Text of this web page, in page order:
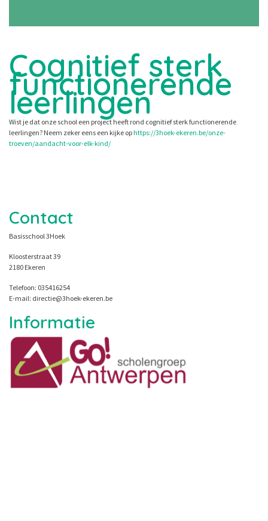
Cognitief sterk
functionerende
leerlingen
Wist je dat onze school een project heeft rond cognitief sterk functionerende
leerlingen? Neem zeker eens een kijke ophttps://3hoek-ekeren.be/onze-
troeven/aandacht-voor-elk-kind/
Contact
Basisschool 3Hoek
Kloosterstraat 39
2180 Ekeren
Telefoon: 035416254
E-mail: directie@3hoek-ekeren.be
Informatie